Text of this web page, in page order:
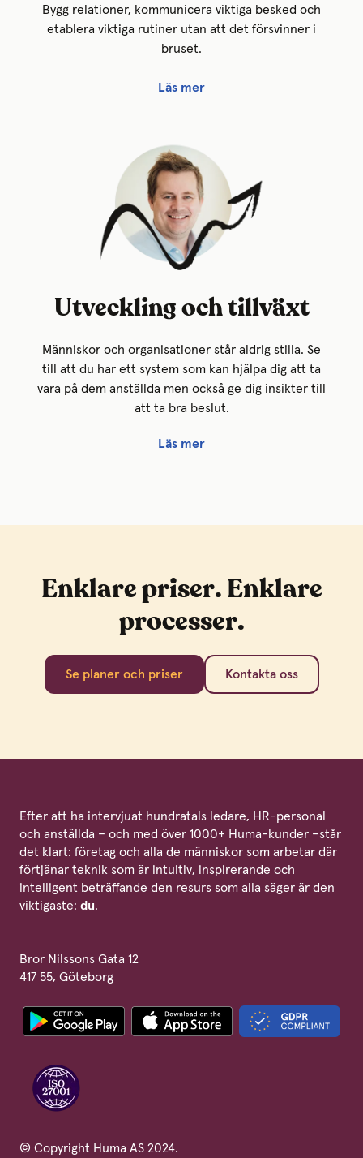
Bygg relationer, kommunicera viktiga besked och
etablera viktiga rutiner utan att det försvinner i
bruset.
Läs mer
Utveckling och tillväxt
Människor och organisationer står aldrig stilla. Se
till att du har ett system som kan hjälpa dig att ta
vara på dem anställda men också ge dig insikter till
att ta bra beslut.
Läs mer
Enklare priser. Enklare
processer.
Se planer och priser Kontakta oss
Efter att ha intervjuat hundratals ledare, HR-personal
och anställda – och med över 1000+ Huma-kunder –står
det klart: företag och alla de människor som arbetar där
förtjänar teknik som är intuitiv, inspirerande och
intelligent beträffande den resurs som alla säger är den
viktigaste: du.
Bror Nilssons Gata 12
417 55, Göteborg
© Copyright Huma AS 2024.